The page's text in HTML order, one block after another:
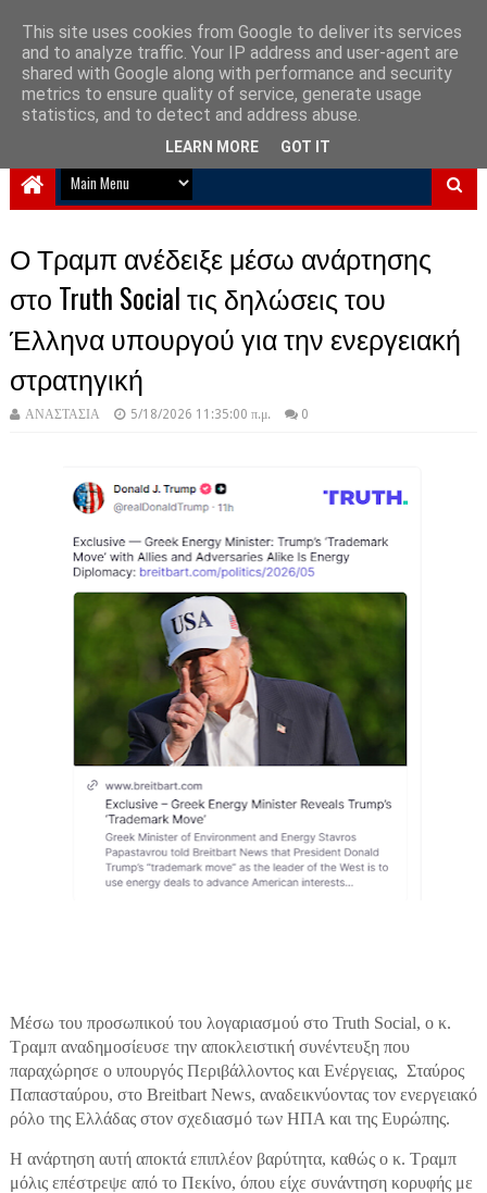
NewPlanet09
Ειδήσεις νέα από την Ελλάδα και τον κόσμο
Ο Τραμπ ανέδειξε μέσω ανάρτησης
στο Truth Social τις δηλώσεις του
Έλληνα υπουργού για την ενεργειακή
στρατηγική
ΑΝΑΣΤΑΣΙΑ 5/18/2026 11:35:00 π.μ. 0
Μέσω του προσωπικού του λογαριασμού στο Truth Social, ο κ.
Τραμπ αναδημοσίευσε την αποκλειστική συνέντευξη που
παραχώρησε ο υπουργός Περιβάλλοντος και Ενέργειας, Σταύρος
Παπασταύρου, στο Breitbart News, αναδεικνύοντας τον ενεργειακό
ρόλο της Ελλάδας στον σχεδιασμό των ΗΠΑ και της Ευρώπης.
Η ανάρτηση αυτή αποκτά επιπλέον βαρύτητα, καθώς ο κ. Τραμπ
μόλις επέστρεψε από το Πεκίνο, όπου είχε συνάντηση κορυφής με
This site uses cookies from Google to deliver its services
and to analyze traffic. Your IP address and user-agent are
shared with Google along with performance and security
metrics to ensure quality of service, generate usage
statistics, and to detect and address abuse.
LEARN MORE GOT IT